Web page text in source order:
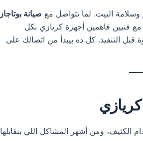
البيت. لما تتواصل مع صيانة بوتاجاز
فنيين فاهمين أجهزة كريازي بكل
قبل التنفيذ. كل ده بيبدأ من اتصالك على
الكثيف، ومن أشهر المشاكل اللي بنقابلها